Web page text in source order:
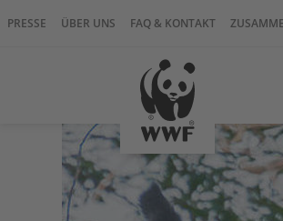
PRESSE ÜBER UNS FAQ & KONTAKT